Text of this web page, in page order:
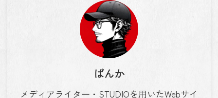
ばんか
メディアライター・STUDIOを用いたWebサイ